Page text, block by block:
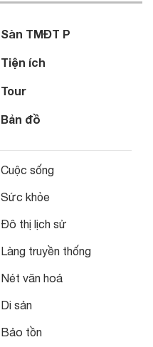
Sàn TMĐT P
Tiện ích
Tour
Bản đồ
Cuộc sống
Sức khỏe
Đô thị lịch sử
Làng truyền thống
Nét văn hoá
Di sản
Bảo tồn